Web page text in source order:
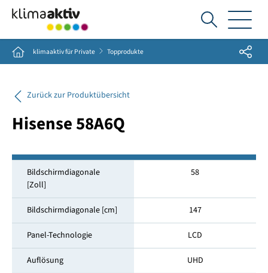
Ich
suche...
Home klimaaktiv für Private Topprodukte Share
Zurück zur Produktübersicht
Hisense 58A6Q
Bildschirmdiagonale
[Zoll]
58
Bildschirmdiagonale [cm] 147
Panel-Technologie LCD
Auflösung UHD